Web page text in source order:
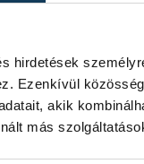
hirdetések
Ezenkívül
akik
más
jelent meg, míg a
ünnepélyes
még: